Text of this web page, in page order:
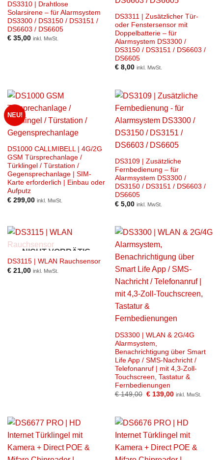
DS3310 | Drahtlose
Solarsirene – für Alarmsystem
DS3300 / DS3150 / DS3151 /
DS6603 / DS6605
€35,00 inkl. MwSt.
DS3311 | Zusätzlicher Tür-
oder Fenstersensor mit
Doppelbatterie – für
Alarmsystem DS3300 /
DS3150 / DS3151 / DS6603 /
DS6605
€8,00 inkl. MwSt.
NEU!
DS1000 CALLMIBELL | 4G/2G
GSM Türsprechanlage /
Türklingel / Türstation /
Gegensprechanlage | SIM-
Karte erforderlich | Einbau oder
Aufputz
€299,00 inkl. MwSt.
DS3109 | Zusätzliche
Fernbedienung – für
Alarmsystem DS3300 /
DS3150 / DS3151 / DS6603 /
DS6605
€5,00 inkl. MwSt.
NICHT VORRÄTIG
DS3115 | WLAN Rauchsensor
€21,00 inkl. MwSt.
DS3300 | WLAN & 2G/4G
Alarmsystem,
Benachrichtigung über Smart
Life App / SMS-Nachricht /
Telefonanruf | mit 4,3-Zoll-
Touchscreen, Tastatur &
Fernbedienungen
€149,00 Ursprünglicher
€139,00Aktueller
inkl. MwSt.